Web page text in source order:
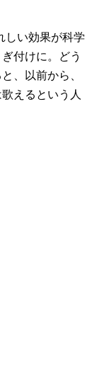
しい効果が科学
付けに。どう
、以前から、
えるという人